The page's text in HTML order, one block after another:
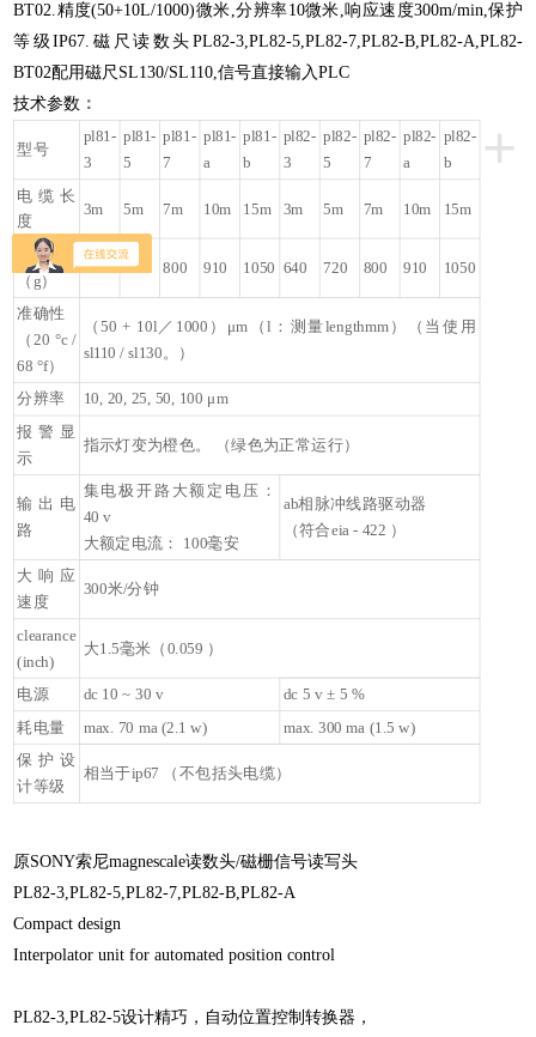
BT02.精度(50+10L/1000)微米,分辨率10微米,响应速度300m/min,保护
等级IP67.磁尺读数头PL82-3,PL82-5,PL82-7,PL82-B,PL82-A,PL82-
BT02配用磁尺SL130/SL110,信号直接输入PLC
技术参数 ：
+
型号
pl81-
3
pl81-
5
pl81-
7
pl81-
a
pl81-
b
pl82-
3
pl82-
5
pl82-
7
pl82-
a
pl82-
b
电缆长
度
3m 5m 7m 10m 15m 3m 5m 7m 10m 15m
重量
（g）
640 720 800 910 1050 640 720 800 910 1050
准确性
（20 °c /
68 °f）
（50 + 10l／1000）μm（l：测量lengthmm）（当使用
sl110 / sl130。）
分辨率 10, 20, 25, 50, 100 μm
报警显
示
指示灯变为橙色。 （绿色为正常运行）
输出电
路
集电极开路大额定电压：
40 v
大额定电流： 100毫安
ab相脉冲线路驱动器
（符合eia - 422 ）
大响应
速度
300米/分钟
clearance
(inch)
大1.5毫米（0.059 ）
电源 dc 10 ~ 30 v dc 5 v ± 5 %
耗电量 max. 70 ma (2.1 w)
max. 300 ma (1.5 w)
保护设
计等级
相当于ip67 （不包括头电缆）
原SONY索尼magnescale读数头/磁栅信号读写头
PL82-3,PL82-5,PL82-7,PL82-B,PL82-A
Compact design
Interpolator unit for automated position control
PL82-3,PL82-5设计精巧，自动位置控制转换器，